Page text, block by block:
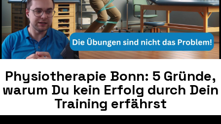
Physiotherapie Bonn: 5 Gründe,
warum Du kein Erfolg durch Dein
Training erfährst